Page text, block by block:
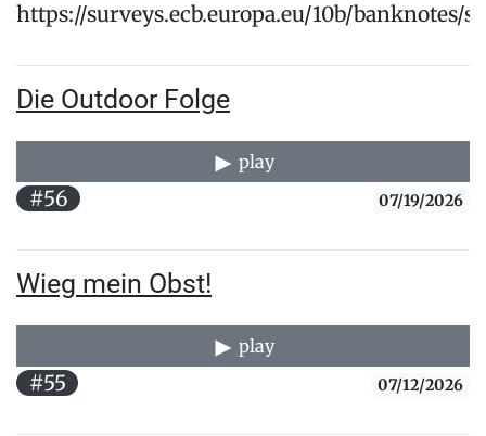
https://surveys.ecb.europa.eu/10b/banknotes/
Die Outdoor Folge
play
#56 07/19/2026
Wieg mein Obst!
play
#55 07/12/2026